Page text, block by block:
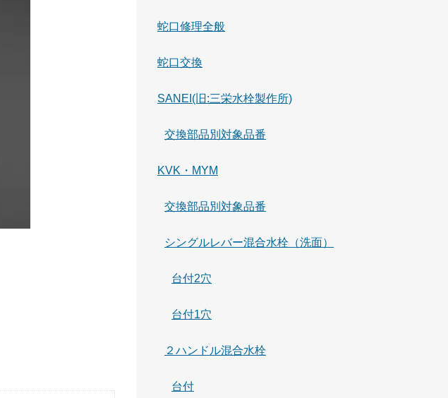
蛇口修理全般
蛇口交換
SANEI(旧:三栄水栓製作所)
交換部品別対象品番
KVK・MYM
交換部品別対象品番
シングルレバー混合水栓（洗面）
台付2穴
台付1穴
２ハンドル混合水栓
台付